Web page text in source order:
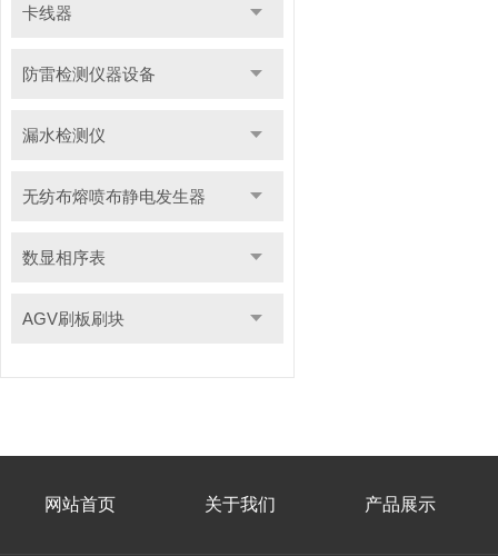
卡线器
防雷检测仪器设备
漏水检测仪
无纺布熔喷布静电发生器
数显相序表
AGV刷板刷块
网站首页 关于我们 产品展示